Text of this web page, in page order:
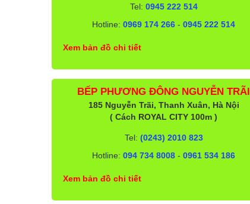
Tel: 0945 222 514
Hotline:0969 174 266 -0945 222 514
Xem bản đồ chi tiết
BẾP PHƯƠNG ĐÔNG NGUYỄN TRÃI
185 Nguyễn Trãi, Thanh Xuân, Hà Nội
( Cách ROYAL CITY 100m )
Tel: (0243) 2010 823
Hotline:094 734 8008 -0961 534 186
Xem bản đồ chi tiết